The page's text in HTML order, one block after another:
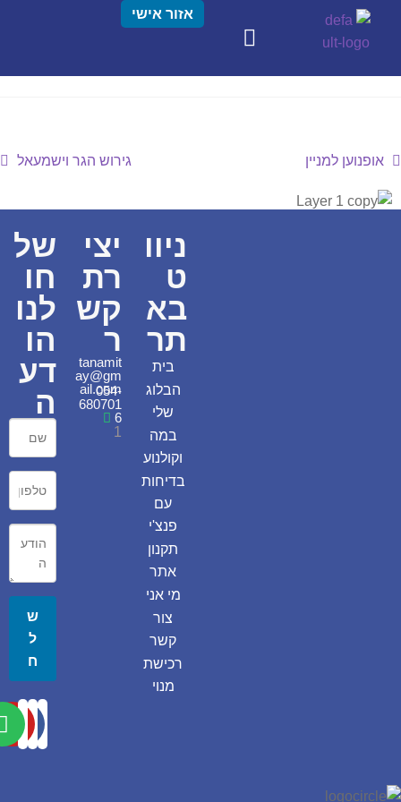
אזור אישי
אופנוען למניין גירוש הגר וישמעאל
ניוו
ט
בא
תר
בית
הבלוג
שלי
במה
וקולנוע
בדיחות
עם
פנצ'י
תקנון
אתר
מי אני
צור
קשר
רכישת
מנוי
יצי
רת
קש
ר
tanamit
ay@gm
ail.com
054-
680701
6
1
של
חו
לנו
הו
דע
ה
ש
ל
ח